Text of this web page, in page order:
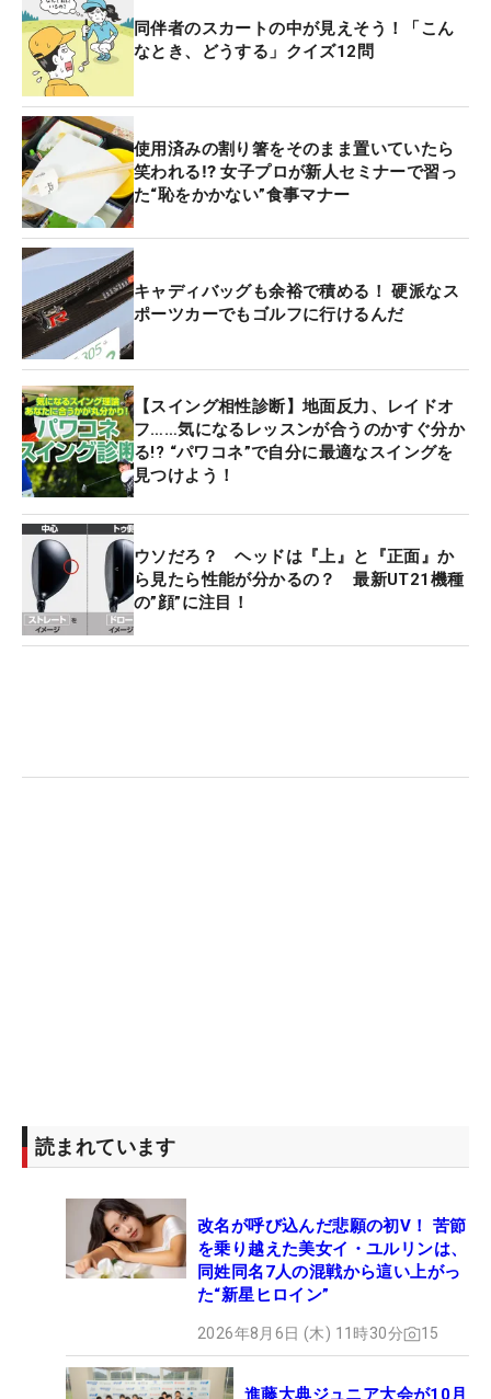
同伴者のスカートの中が見えそう！「こん
なとき、どうする」クイズ12問
使用済みの割り箸をそのまま置いていたら
笑われる⁉ 女子プロが新人セミナーで習っ
た“恥をかかない”食事マナー
キャディバッグも余裕で積める！ 硬派なス
ポーツカーでもゴルフに行けるんだ
【スイング相性診断】地面反力、レイドオ
フ……気になるレッスンが合うのかすぐ分か
る!? “パワコネ”で自分に最適なスイングを
見つけよう！
ウソだろ？ ヘッドは『上』と『正面』か
ら見たら性能が分かるの？ 最新UT21機種
の”顔”に注目！
読まれています
改名が呼び込んだ悲願の初V！ 苦節
を乗り越えた美女イ・ユルリンは、
同姓同名7人の混戦から這い上がっ
た“新星ヒロイン”
2026年8月6日 (木) 11時30分 15
進藤大典ジュニア大会が10月